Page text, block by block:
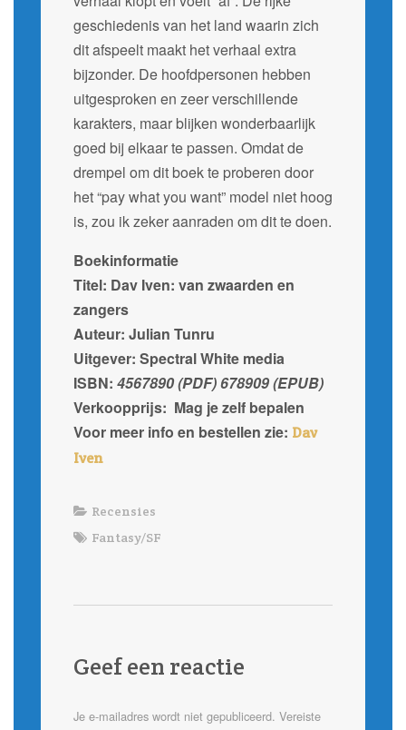
geschiedenis van het land waarin zich
dit afspeelt maakt het verhaal extra
bijzonder. De hoofdpersonen hebben
uitgesproken en zeer verschillende
karakters, maar blijken wonderbaarlijk
goed bij elkaar te passen. Omdat de
drempel om dit boek te proberen door
het “pay what you want” model niet hoog
is, zou ik zeker aanraden om dit te doen.
Boekinformatie
Titel: Dav Iven: van zwaarden en
zangers
Auteur: Julian Tunru
Uitgever: Spectral White media
ISBN: 4567890 (PDF)678909 (EPUB)
Verkoopprijs: Mag je zelf bepalen
Voor meer info en bestellen zie: Dav
Iven
Recensies
Fantasy/SF
Geef een reactie
Je e-mailadres wordt niet gepubliceerd. Vereiste